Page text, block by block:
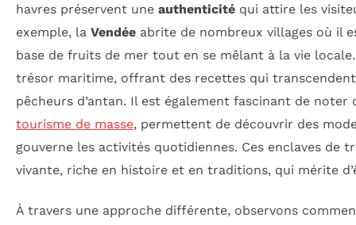
havres préservent une authenticité qui attire les
exemple, la Vendée abrite de nombreux villages où il
base de fruits de mer tout en se mêlant à la vie
trésor maritime, offrant des recettes qui
pêcheurs d’antan. Il est également fascinant de noter
tourisme de masse, permettent de découvrir des
gouverne les activités quotidiennes. Ces enclaves de
vivante, riche en histoire et en traditions, qui mérite
À travers une approche différente, observons